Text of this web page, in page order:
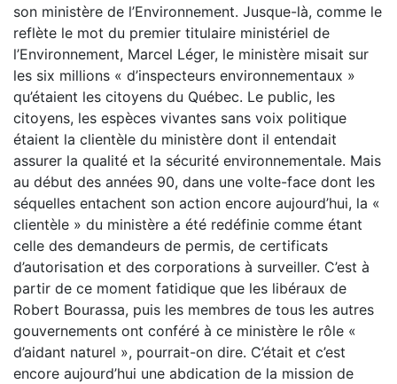
son ministère de l’Environnement. Jusque-là, comme le
reflète le mot du premier titulaire ministériel de
l’Environnement, Marcel Léger, le ministère misait sur
les six millions « d’inspecteurs environnementaux »
qu’étaient les citoyens du Québec. Le public, les
citoyens, les espèces vivantes sans voix politique
étaient la clientèle du ministère dont il entendait
assurer la qualité et la sécurité environnementale. Mais
au début des années 90, dans une volte-face dont les
séquelles entachent son action encore aujourd’hui, la «
clientèle » du ministère a été redéfinie comme étant
celle des demandeurs de permis, de certificats
d’autorisation et des corporations à surveiller. C’est à
partir de ce moment fatidique que les libéraux de
Robert Bourassa, puis les membres de tous les autres
gouvernements ont conféré à ce ministère le rôle «
d’aidant naturel », pourrait-on dire. C’était et c’est
encore aujourd’hui une abdication de la mission de